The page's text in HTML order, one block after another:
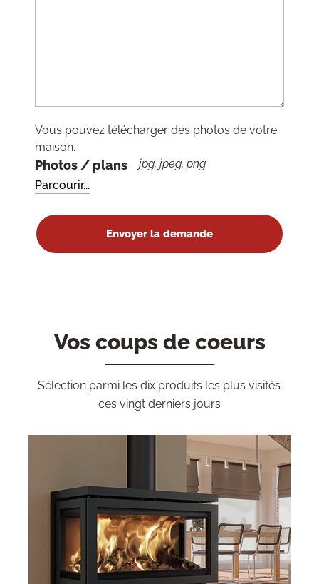
Vous pouvez télécharger des photos de votre
maison.
Photos / plans jpg, jpeg, png
Vos coups de coeurs
Sélection parmi les dix produits les plus visités
ces vingt derniers jours